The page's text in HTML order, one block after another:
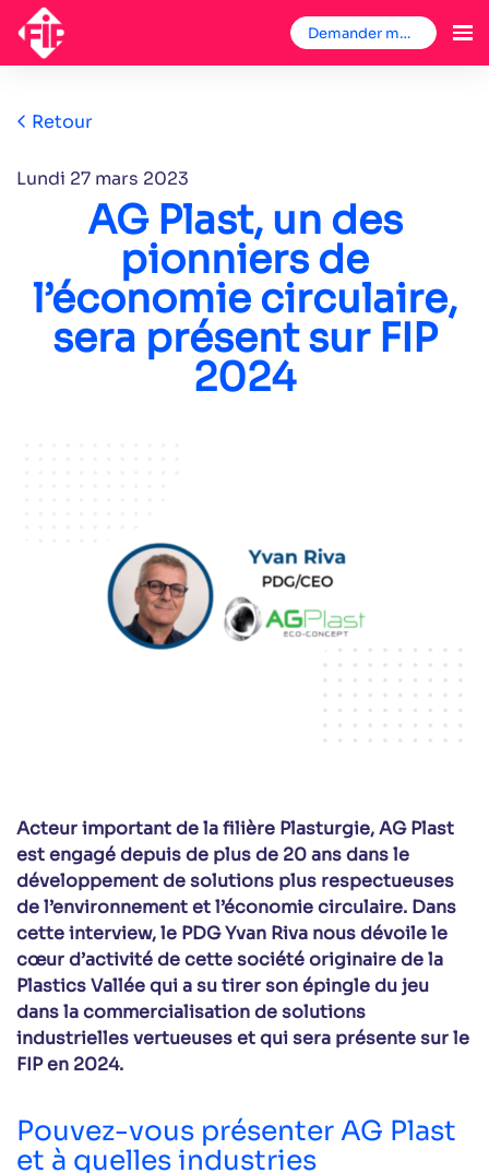
Demander mon badge
Retour
lundi 27 mars 2023
AG Plast, un des
pionniers de
l’économie circulaire,
sera présent sur FIP
2024
Acteur important de la filière Plasturgie, AG Plast
est engagé depuis de plus de 20 ans dans le
développement de solutions plus respectueuses
de l’environnement et l’économie circulaire. Dans
cette interview, le PDG Yvan Riva nous dévoile le
cœur d’activité de cette société originaire de la
Plastics Vallée qui a su tirer son épingle du jeu
dans la commercialisation de solutions
industrielles vertueuses et qui sera présente sur le
FIP en 2024.
Pouvez-vous présenter AG Plast
et à quelles industries